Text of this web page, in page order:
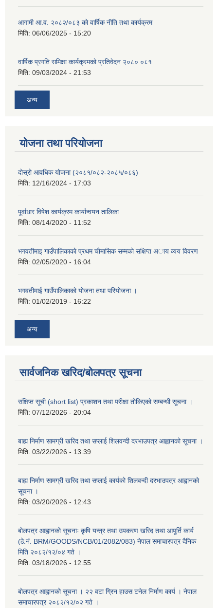
आगामी आ.व. २०८२/०८३ को वार्षिक नीति तथा कार्यक्रम
मिति: 06/06/2025 - 15:20
वार्षिक प्रगति समिक्षा कार्यक्रमको प्रतिवेदन २०८०.०८१
मिति: 09/03/2024 - 21:53
अन्य
योजना तथा परियोजना
दोस्रो आवधिक योजना (२०८१/०८२-२०८५/०८६)
मिति: 12/16/2024 - 17:03
पूर्वाधार विषेश कार्यक्रम कार्यान्वयन तालिका
मिति: 08/14/2020 - 11:52
भगवतीमाइ गाउँपालिकाकाे प्रथम चाैमासिक सम्मकाे सक्षिप्त अाय व्यय विवरण
मिति: 02/05/2020 - 16:04
भगवतीमाई गाउँपालिकाको याेजना तथा परियाेजना ।
मिति: 01/02/2019 - 16:22
अन्य
सार्वजनिक खरिद/बोलपत्र सूचना
संक्षिप्त सूची (short list) प्रकाशन तथा परीक्षा तोकिएको सम्बन्धी सूचना ।
मिति: 07/12/2026 - 20:04
बाह्य निर्माण सामग्री खरिद तथा सप्लाई शिलवन्दी दरभाउपत्र आह्वानको सूचना ।
मिति: 03/22/2026 - 13:39
बाह्य निर्माण सामग्री खरिद तथा सप्लाई कार्यको शिलवन्दी दरभाउपत्र आह्वानको
सूचना ।
मिति: 03/20/2026 - 12:43
बोलपत्र आह्वानको सूचनाः कृषि यन्त्र तथा उपकरण खरिद तथा आपूर्ति कार्य
(ठे.नं. BRM/GOODS/NCB/01/2082/083) नेपाल समाचारपत्र दैनिक
मिति २०८२/१२/०४ गते ।
मिति: 03/18/2026 - 12:55
बोलपत्र आह्वानको सूचना । २२ वटा ग्रिन हाउस टनेल निर्माण कार्य । नेपाल
समाचारपत्र २०८२/१२/०२ गते ।